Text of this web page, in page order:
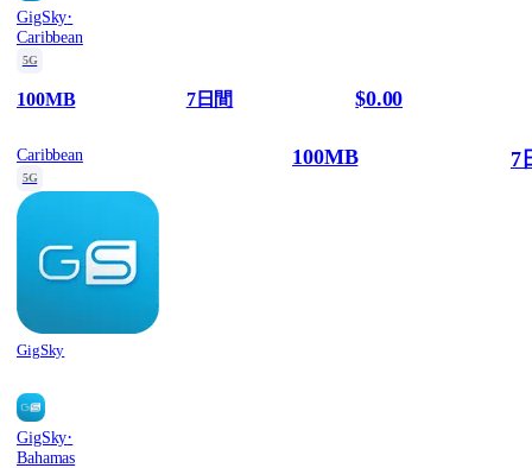
GigSky·
Caribbean
5G
100MB 7日間 $0.00
Caribbean
5G
GigSky
100MB 7
GigSky·
Bahamas